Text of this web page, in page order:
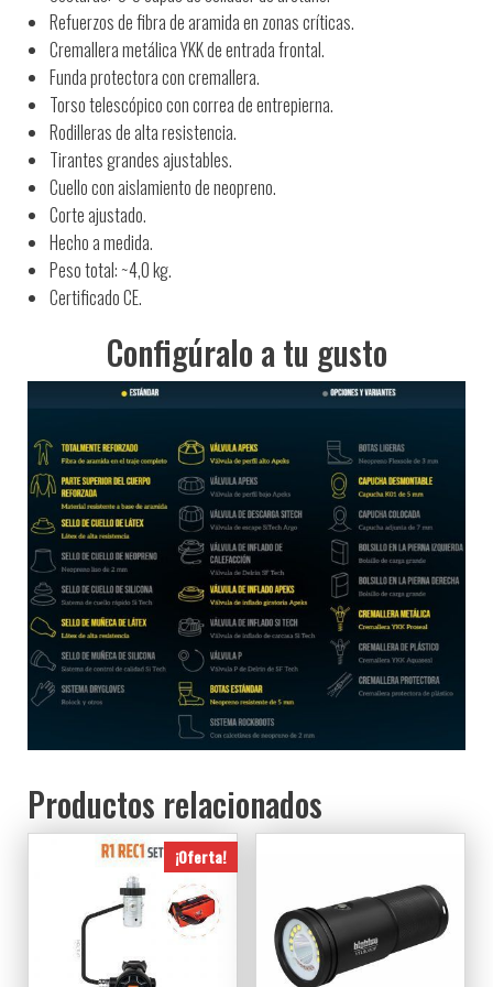
Refuerzos de fibra de aramida en zonas críticas.
Cremallera metálica YKK de entrada frontal.
Funda protectora con cremallera.
Torso telescópico con correa de entrepierna.
Rodilleras de alta resistencia.
Tirantes grandes ajustables.
Cuello con aislamiento de neopreno.
Corte ajustado.
Hecho a medida.
Peso total: ~4,0 kg.
Certificado CE.
Configúralo a tu gusto
Productos relacionados
¡Oferta!